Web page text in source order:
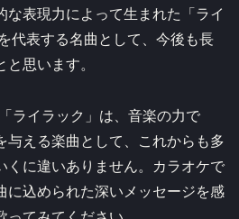
表現力によって生まれた「ライ
代表する名曲として、今後も長
思います。
ライラック」は、音楽の力で
与える楽曲として、これからも多
くに違いありません。カラオケで
に込められた深いメッセージを感